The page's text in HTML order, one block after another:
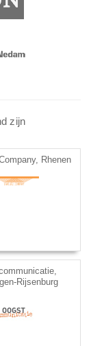
zijn
Rhenen
Rijsenburg